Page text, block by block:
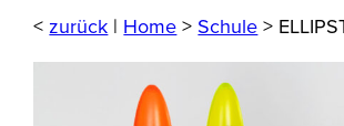
< zurück | Home > Schule >